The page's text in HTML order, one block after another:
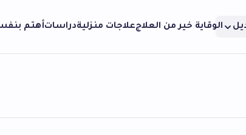
الوقاية خير من العلاجعلاجات منزليةدراساتأهتم